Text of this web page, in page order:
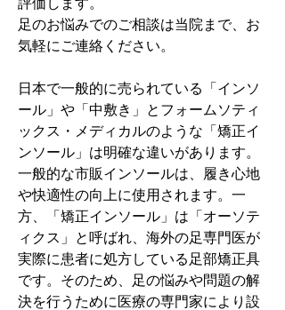
評価します。
足のお悩みでのご相談は当院まで、お
気軽にご連絡ください。
日本で一般的に売られている「インソ
ール」や「中敷き」とフォームソティ
ックス・メディカルのような「矯正イ
ンソール」は明確な違いがあります。
一般的な市販インソールは、履き心地
や快適性の向上に使用されます。一
方、「矯正インソール」は「オーソテ
ィクス」と呼ばれ、海外の足専門医が
実際に患者に処方している足部矯正具
です。そのため、足の悩みや問題の解
決を行うために医療の専門家により設